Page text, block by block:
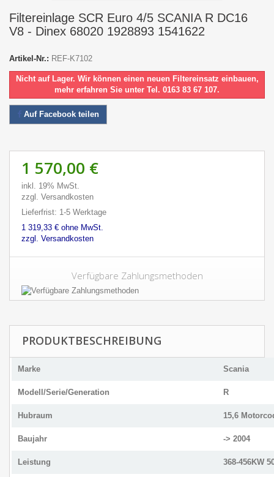
Filtereinlage SCR Euro 4/5 SCANIA R DC16
V8 - Dinex 68020 1928893 1541622
Artikel-Nr.: REF-K7102
Nicht auf Lager. Wir können einen neuen Filtereinsatz einbauen,
mehr erfahren Sie unter Tel. 0163 83 67 107.
Auf Facebook teilen
1 570,00 €
inkl. 19% MwSt.
zzgl. Versandkosten
Lieferfrist: 1-5 Werktage
1 319,33 € ohne MwSt.
zzgl. Versandkosten
Verfügbare Zahlungsmethoden
PRODUKTBESCHREIBUNG
Marke Scania
Modell/Serie/Generation R
Hubraum 15,6
Baujahr -> 2004
Leistung 368-456KW